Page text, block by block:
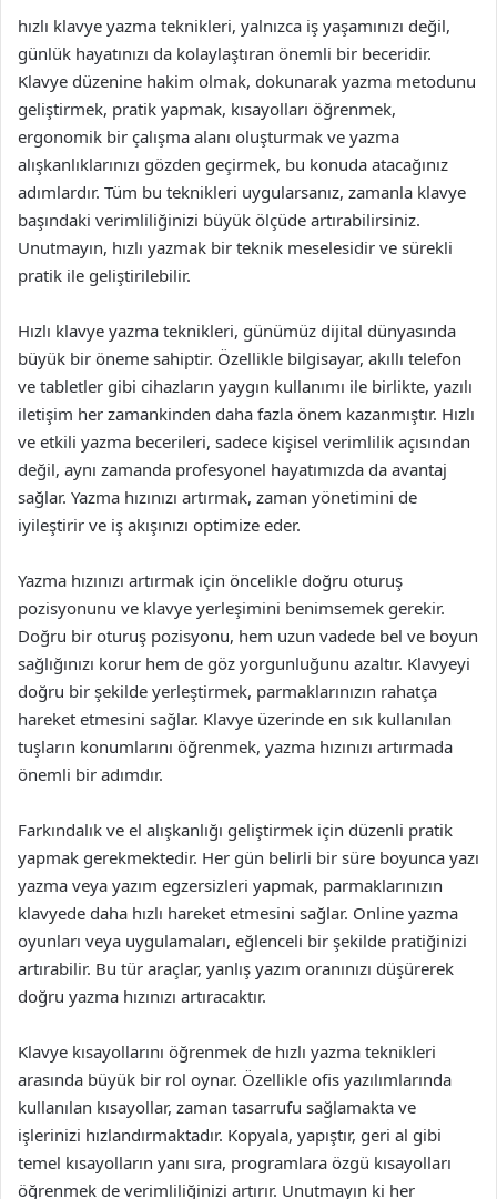
hızlı klavye yazma teknikleri, yalnızca iş yaşamınızı değil,
günlük hayatınızı da kolaylaştıran önemli bir beceridir.
Klavye düzenine hakim olmak, dokunarak yazma metodunu
geliştirmek, pratik yapmak, kısayolları öğrenmek,
ergonomik bir çalışma alanı oluşturmak ve yazma
alışkanlıklarınızı gözden geçirmek, bu konuda atacağınız
adımlardır. Tüm bu teknikleri uygularsanız, zamanla klavye
başındaki verimliliğinizi büyük ölçüde artırabilirsiniz.
Unutmayın, hızlı yazmak bir teknik meselesidir ve sürekli
pratik ile geliştirilebilir.
Hızlı klavye yazma teknikleri, günümüz dijital dünyasında
büyük bir öneme sahiptir. Özellikle bilgisayar, akıllı telefon
ve tabletler gibi cihazların yaygın kullanımı ile birlikte, yazılı
iletişim her zamankinden daha fazla önem kazanmıştır. Hızlı
ve etkili yazma becerileri, sadece kişisel verimlilik açısından
değil, aynı zamanda profesyonel hayatımızda da avantaj
sağlar. Yazma hızınızı artırmak, zaman yönetimini de
iyileştirir ve iş akışınızı optimize eder.
Yazma hızınızı artırmak için öncelikle doğru oturuş
pozisyonunu ve klavye yerleşimini benimsemek gerekir.
Doğru bir oturuş pozisyonu, hem uzun vadede bel ve boyun
sağlığınızı korur hem de göz yorgunluğunu azaltır. Klavyeyi
doğru bir şekilde yerleştirmek, parmaklarınızın rahatça
hareket etmesini sağlar. Klavye üzerinde en sık kullanılan
tuşların konumlarını öğrenmek, yazma hızınızı artırmada
önemli bir adımdır.
Farkındalık ve el alışkanlığı geliştirmek için düzenli pratik
yapmak gerekmektedir. Her gün belirli bir süre boyunca yazı
yazma veya yazım egzersizleri yapmak, parmaklarınızın
klavyede daha hızlı hareket etmesini sağlar. Online yazma
oyunları veya uygulamaları, eğlenceli bir şekilde pratiğinizi
artırabilir. Bu tür araçlar, yanlış yazım oranınızı düşürerek
doğru yazma hızınızı artıracaktır.
Klavye kısayollarını öğrenmek de hızlı yazma teknikleri
arasında büyük bir rol oynar. Özellikle ofis yazılımlarında
kullanılan kısayollar, zaman tasarrufu sağlamakta ve
işlerinizi hızlandırmaktadır. Kopyala, yapıştır, geri al gibi
temel kısayolların yanı sıra, programlara özgü kısayolları
öğrenmek de verimliliğinizi artırır. Unutmayın ki her